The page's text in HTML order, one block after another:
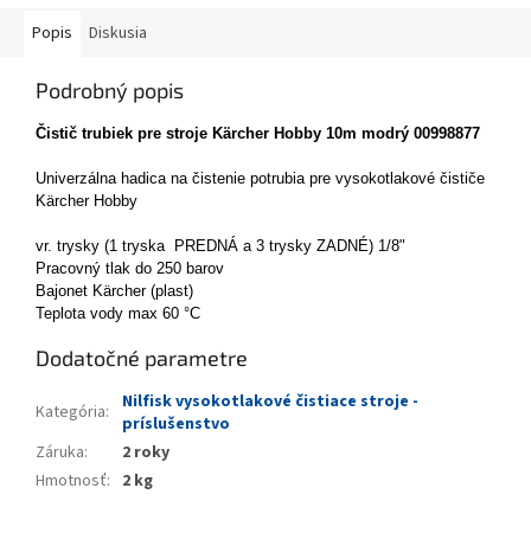
Popis Diskusia
Podrobný popis
Čistič trubiek pre stroje Kärcher Hobby 10m modrý 00998877
Univerzálna hadica na čistenie potrubia pre vysokotlakové čističe
Kärcher Hobby
vr. trysky (1 tryska PREDNÁ a 3 trysky ZADNÉ) 1/8"
Pracovný tlak do 250 barov
Bajonet Kärcher (plast)
Teplota vody max 60 °C
Dodatočné parametre
Kategória:
Nilfisk vysokotlakové čistiace stroje -
príslušenstvo
Záruka:
2 roky
Hmotnosť: 2 kg